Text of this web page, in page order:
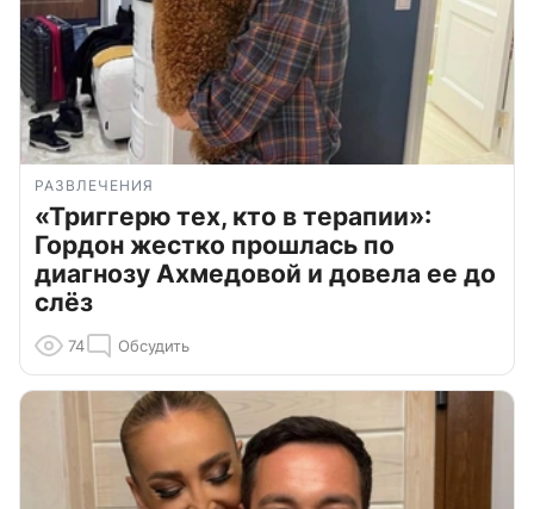
РАЗВЛЕЧЕНИЯ
«Триггерю тех, кто в терапии»:
Гордон жестко прошлась по
диагнозу Ахмедовой и довела ее до
слёз
74 Обсудить